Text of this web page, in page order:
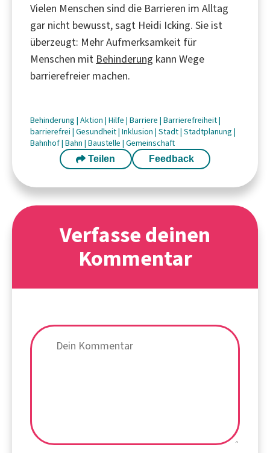
Vielen Menschen sind die Barrieren im Alltag
gar nicht bewusst, sagt Heidi Icking. Sie ist
überzeugt: Mehr Aufmerksamkeit für
Menschen mit Behinderung kann Wege
barrierefreier machen.
Behinderung | Aktion | Hilfe | Barriere | Barrierefreiheit|
barrierefrei | Gesundheit| Inklusion | Stadt| Stadtplanung |
Bahnhof| Bahn | Baustelle | Gemeinschaft
Teilen Feedback
Verfasse deinen
Kommentar